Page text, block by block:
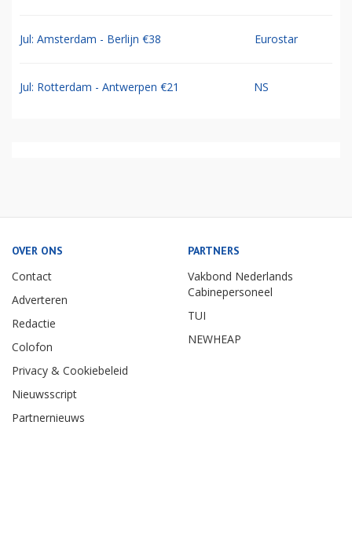
Jul: Amsterdam - Berlijn €38 Eurostar
Jul: Rotterdam - Antwerpen €21 NS
OVER ONS
Contact
Adverteren
Redactie
Colofon
Privacy & Cookiebeleid
Nieuwsscript
Partnernieuws
PARTNERS
Vakbond Nederlands
Cabinepersoneel
TUI
NEWHEAP